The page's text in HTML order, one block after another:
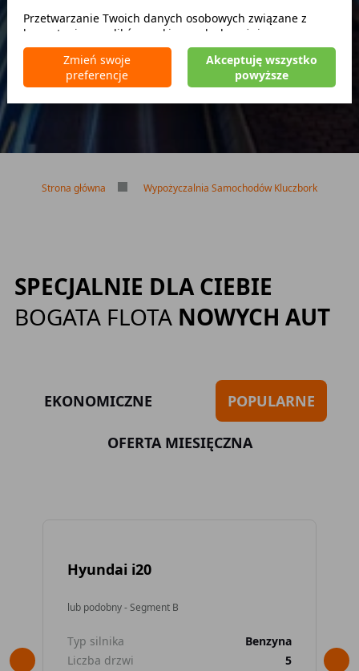
Brak limitu kilometrów
Bezpłatne odwołanie rezerwacji
Strona główna Wypożyczalnia Samochodów Kluczbork
SPECJALNIE DLA CIEBIE
BOGATA FLOTA NOWYCH AUT
EKONOMICZNE POPULARNE
OFERTA MIESIĘCZNA
Hyundai i20
lub podobny - Segment B
Typ silnika
Benzyna
Liczba drzwi
5
Przetwarzanie Twoich danych osobowych związane z
korzystaniem z plików cookie w celach wyżej
wymienionych jest prowadzone przez CarFree sp. z o.o. z
siedzibą w Warszawie (02-677), ul. Cybernetyki 5,
będącego administratorem danych. W niektórych
nasi partnerzy. Szczegółowe informacje na temat
korzystania przez nas i naszych partnerów z plików cookie
oraz przetwarzania Twoich danych osobowych, w tym
dotyczące Twoich uprawnień, zawarte są w naszej
Zmień swoje
preferencje
Akceptuję wszystko
powyższe